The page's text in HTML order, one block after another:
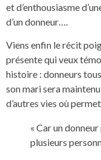
et d’enthousiasme
d’un donneur….
Viens enfin le récit
présente qui veux
histoire : donneurs
son mari sera
d’autres vies où
« Car un
plusieurs